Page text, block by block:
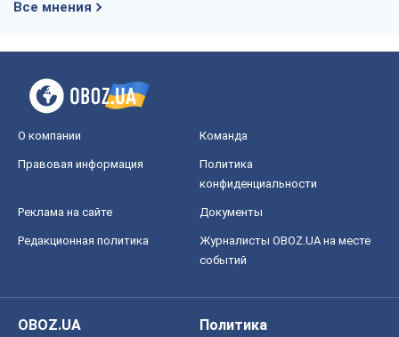
Все мнения
О компании Команда
Правовая информация
Политика
конфиденциальности
Реклама на сайте Документы
Редакционная политика
Журналисты OBOZ.UA на месте
событий
OBOZ.UA
Политика